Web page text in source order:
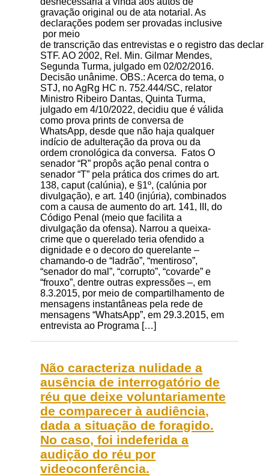
gravação original ou de ata notarial. As
declarações podem ser provadas inclusive
por meio
de transcrição das entrevistas e o registro das
STF. AO 2002, Rel. Min. Gilmar Mendes,
Segunda Turma, julgado em 02/02/2016.
Decisão unânime. OBS.: Acerca do tema, o
STJ, no AgRg HC n. 752.444/SC, relator
Ministro Ribeiro Dantas, Quinta Turma,
julgado em 4/10/2022, decidiu que é válida
como prova prints de conversa de
WhatsApp, desde que não haja qualquer
indício de adulteração da prova ou da
ordem cronológica da conversa. Fatos O
senador “R” propôs ação penal contra o
senador “T” pela prática dos crimes do art.
138, caput (calúnia), e §1º, (calúnia por
divulgação), e art. 140 (injúria), combinados
com a causa de aumento do art. 141, III, do
Código Penal (meio que facilita a
divulgação da ofensa). Narrou a queixa-
crime que o querelado teria ofendido a
dignidade e o decoro do querelante –
chamando-o de “ladrão”, “mentiroso”,
“senador do mal”, “corrupto”, “covarde” e
“frouxo”, dentre outras expressões –, em
8.3.2015, por meio de compartilhamento de
mensagens instantâneas pela rede de
mensagens “WhatsApp”, em 29.3.2015, em
entrevista ao Programa […]
Não caracteriza nulidade a
ausência de interrogatório de
réu que deixe voluntariamente
de comparecer à audiência,
dada a situação de foragido.
No caso, foi indeferida a
audição do réu por
videoconferência.